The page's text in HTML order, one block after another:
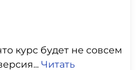
курс будет не совсем
Читать